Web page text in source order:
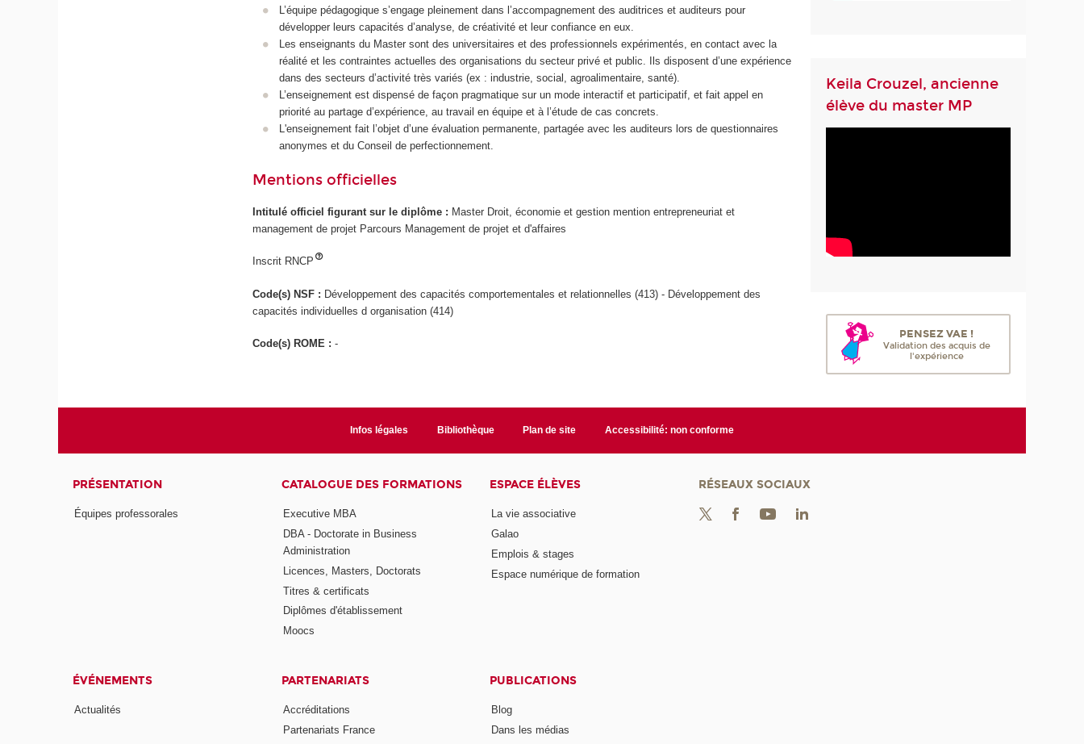
L’équipe pédagogique s’engage pleinement dans l’accompagnement des auditrices et auditeurs pour
développer leurs capacités d’analyse, de créativité et leur confiance en eux.
Les enseignants du Master sont des universitaires et des professionnels expérimentés, en contact avec la
réalité et les contraintes actuelles des organisations du secteur privé et public. Ils disposent d’une expérience
dans des secteurs d’activité très variés (ex : industrie, social, agroalimentaire, santé).
L’enseignement est dispensé de façon pragmatique sur un mode interactif et participatif, et fait appel en
priorité au partage d’expérience, au travail en équipe et à l’étude de cas concrets.
L'enseignement fait l’objet d’une évaluation permanente, partagée avec les auditeurs lors de questionnaires
anonymes et du Conseil de perfectionnement.
Mentions officielles
Intitulé officiel figurant sur le diplôme : Master Droit, économie et gestion mention entrepreneuriat et
management de projet Parcours Management de projet et d'affaires
Inscrit RNCP
Code(s) NSF : Développement des capacités comportementales et relationnelles (413) - Développement des
capacités individuelles d organisation (414)
Code(s) ROME :-
Keila Crouzel, ancienne
élève du master MP
PENSEZ VAE !
Validation des acquis de
l'expérience
Infos légales Bibliothèque Plan de site Accessibilité: non conforme
PRÉSENTATION
Équipes professorales
CATALOGUE DES FORMATIONS
Executive MBA
DBA - Doctorate in Business
Administration
Licences, Masters, Doctorats
Titres & certificats
Diplômes d'établissement
Moocs
ESPACE ÉLÈVES
La vie associative
Galao
Emplois & stages
Espace numérique de formation
ÉVÉNEMENTS
Actualités
PARTENARIATS
Accréditations
Partenariats France
PUBLICATIONS
Blog
Dans les médias
RÉSEAUX SOCIAUX